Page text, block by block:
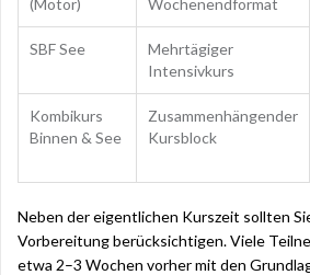
SBF See
Mehrtägiger
Intensivkurs
Kombikurs
Binnen & See
Zusammenhängender
Kursblock
Neben der eigentlichen Kurszeit sollten
Vorbereitung berücksichtigen. Viele
etwa 2–3 Wochen vorher mit den